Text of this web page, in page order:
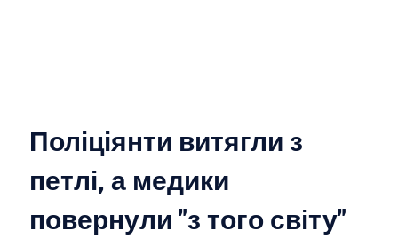
Поліціянти витягли з
петлі, а медики
повернули "з того світу"